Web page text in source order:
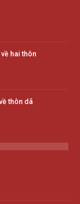
hai thôn
thôn dã